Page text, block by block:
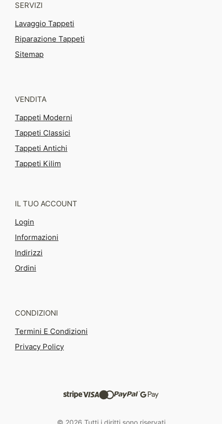
SERVIZI
Lavaggio Tappeti
Riparazione Tappeti
Sitemap
VENDITA
Tappeti Moderni
Tappeti Classici
Tappeti Antichi
Tappeti Kilim
IL TUO ACCOUNT
Login
Informazioni
Indirizzi
Ordini
CONDIZIONI
Termini E Condizioni
Privacy Policy
© 2026 Tutti i diritti sono riservati